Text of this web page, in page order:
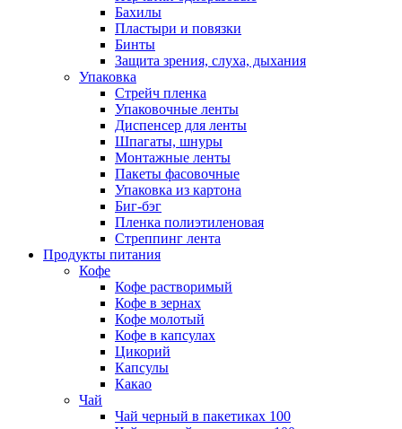
Бахилы
Пластыри и повязки
Бинты
Защита зрения, слуха, дыхания
Упаковка
Стрейч пленка
Упаковочные ленты
Диспенсер для ленты
Шпагаты, шнуры
Монтажные ленты
Пакеты фасовочные
Упаковка из картона
Биг-бэг
Пленка полиэтиленовая
Стреппинг лента
Продукты питания
Кофе
Кофе растворимый
Кофе в зернах
Кофе молотый
Кофе в капсулах
Цикорий
Капсулы
Какао
Чай
Чай черный в пакетиках 100